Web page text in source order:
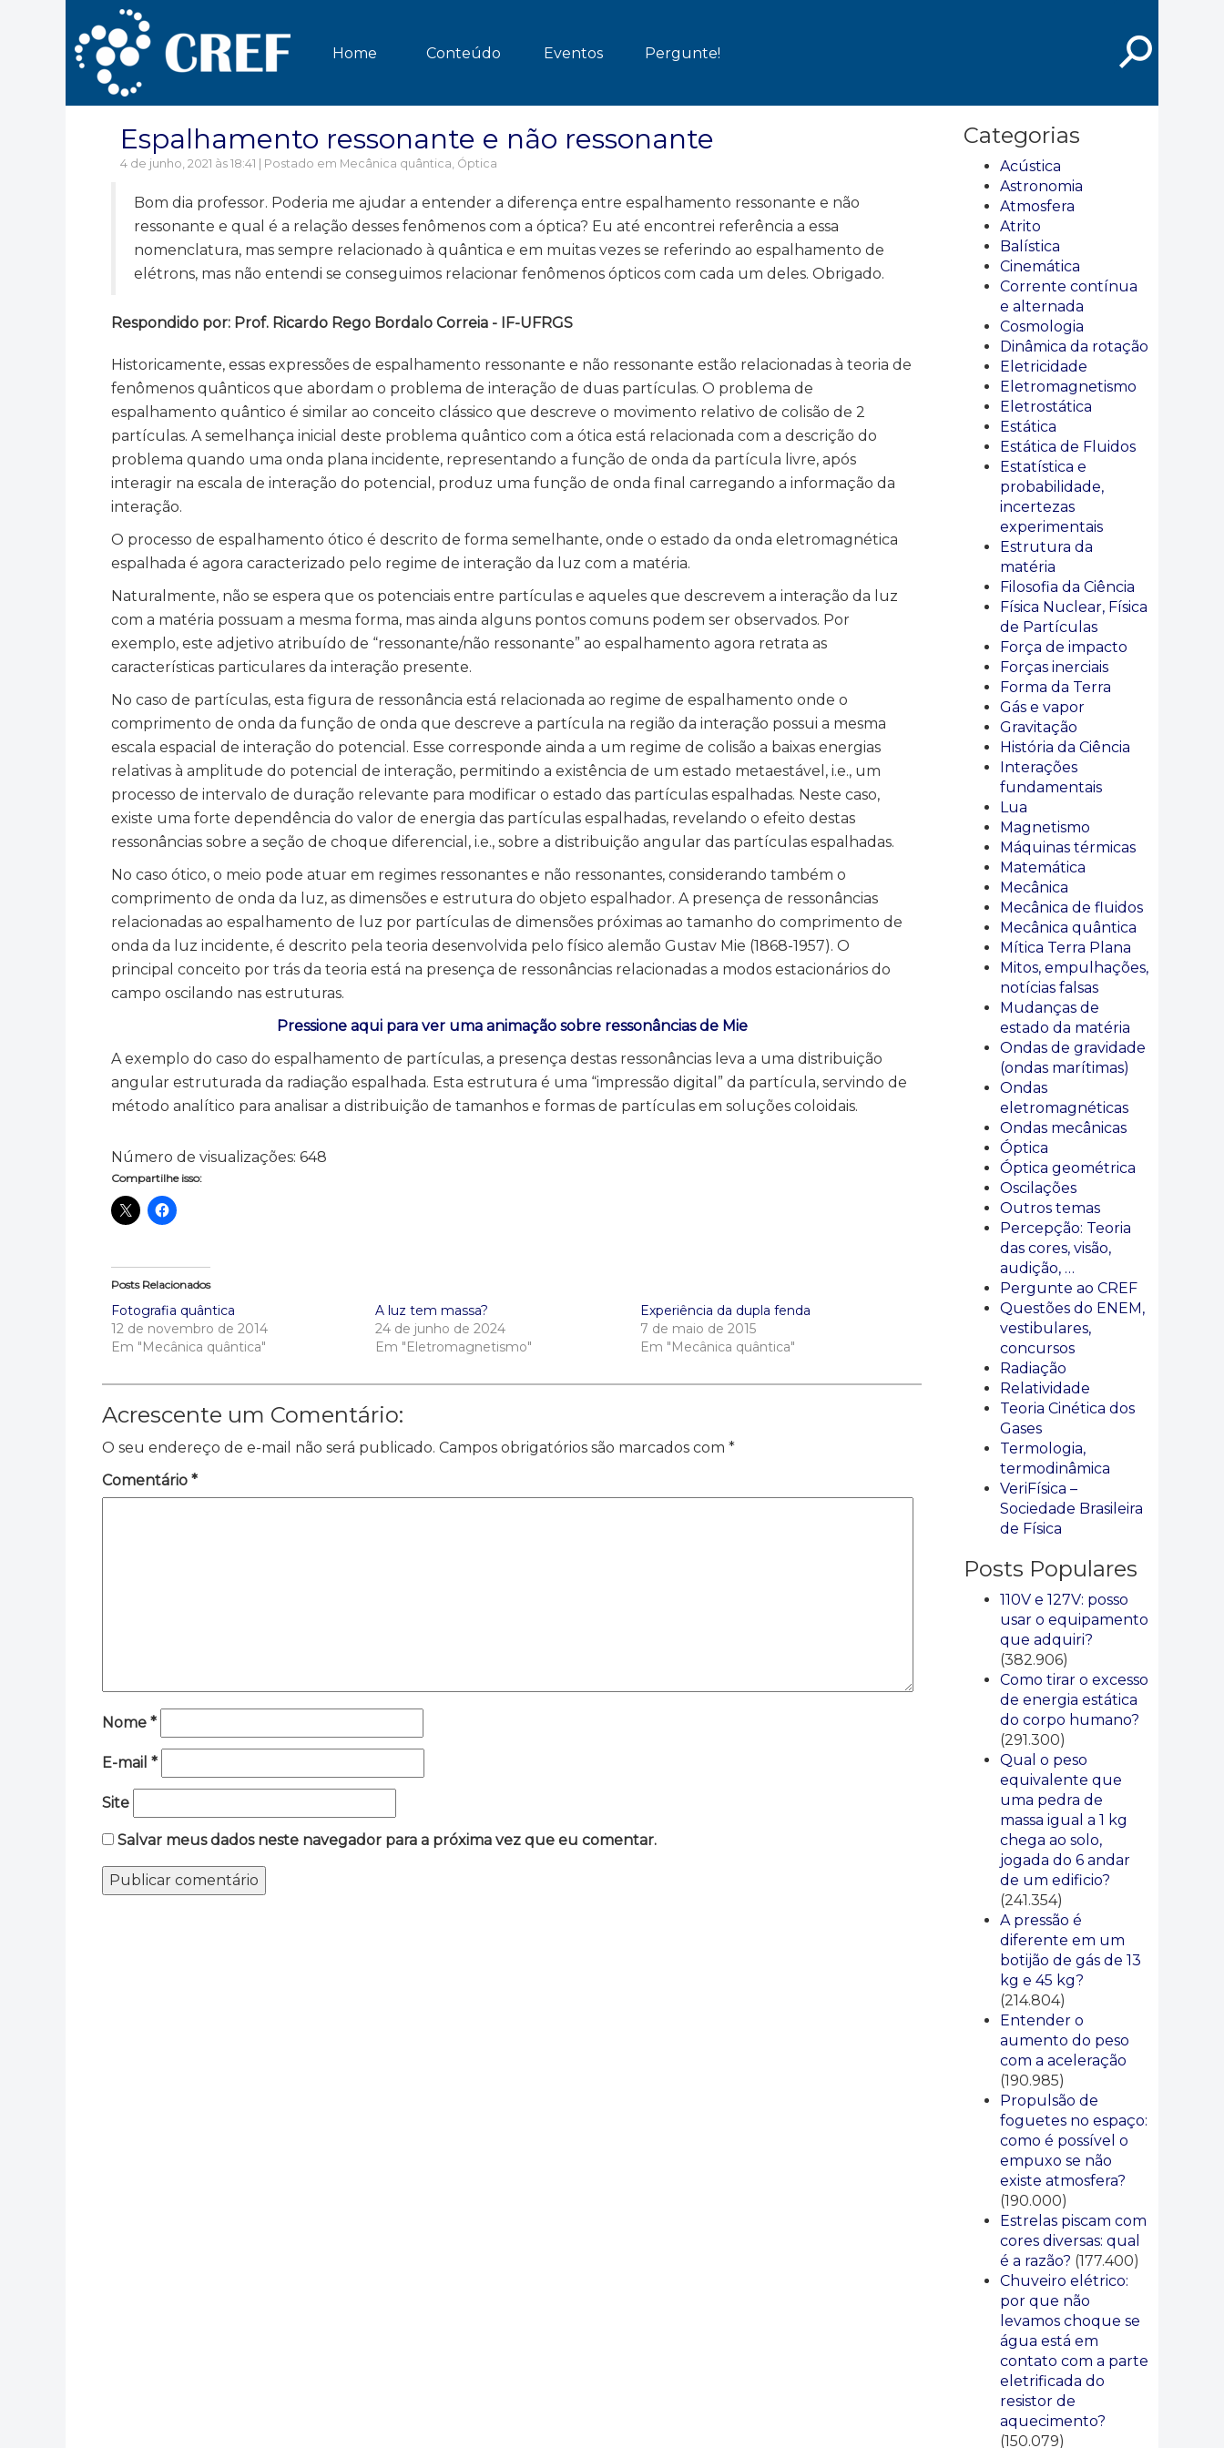
⚲
Home Conteúdo Eventos Pergunte!
Espalhamento ressonante e não ressonante
4 de junho, 2021 às 18:41 | Postado em Mecânica quântica, Óptica
Bom dia professor. Poderia me ajudar a entender a diferença entre espalhamento ressonante e não
ressonante e qual é a relação desses fenômenos com a óptica? Eu até encontrei referência a essa
nomenclatura, mas sempre relacionado à quântica e em muitas vezes se referindo ao espalhamento de
elétrons, mas não entendi se conseguimos relacionar fenômenos ópticos com cada um deles. Obrigado.
Respondido por: Prof. Ricardo Rego Bordalo Correia - IF-UFRGS
Historicamente, essas expressões de espalhamento ressonante e não ressonante estão relacionadas à teoria de
fenômenos quânticos que abordam o problema de interação de duas partículas. O problema de
espalhamento quântico é similar ao conceito clássico que descreve o movimento relativo de colisão de 2
partículas. A semelhança inicial deste problema quântico com a ótica está relacionada com a descrição do
problema quando uma onda plana incidente, representando a função de onda da partícula livre, após
interagir na escala de interação do potencial, produz uma função de onda final carregando a informação da
interação.
O processo de espalhamento ótico é descrito de forma semelhante, onde o estado da onda eletromagnética
espalhada é agora caracterizado pelo regime de interação da luz com a matéria.
Naturalmente, não se espera que os potenciais entre partículas e aqueles que descrevem a interação da luz
com a matéria possuam a mesma forma, mas ainda alguns pontos comuns podem ser observados. Por
exemplo, este adjetivo atribuído de “ressonante/não ressonante” ao espalhamento agora retrata as
características particulares da interação presente.
No caso de partículas, esta figura de ressonância está relacionada ao regime de espalhamento onde o
comprimento de onda da função de onda que descreve a partícula na região da interação possui a mesma
escala espacial de interação do potencial. Esse corresponde ainda a um regime de colisão a baixas energias
relativas à amplitude do potencial de interação, permitindo a existência de um estado metaestável, i.e., um
processo de intervalo de duração relevante para modificar o estado das partículas espalhadas. Neste caso,
existe uma forte dependência do valor de energia das partículas espalhadas, revelando o efeito destas
ressonâncias sobre a seção de choque diferencial, i.e., sobre a distribuição angular das partículas espalhadas.
No caso ótico, o meio pode atuar em regimes ressonantes e não ressonantes, considerando também o
comprimento de onda da luz, as dimensões e estrutura do objeto espalhador. A presença de ressonâncias
relacionadas ao espalhamento de luz por partículas de dimensões próximas ao tamanho do comprimento de
onda da luz incidente, é descrito pela teoria desenvolvida pelo físico alemão Gustav Mie (1868-1957). O
principal conceito por trás da teoria está na presença de ressonâncias relacionadas a modos estacionários do
campo oscilando nas estruturas.
Pressione aqui para ver uma animação sobre ressonâncias de Mie
A exemplo do caso do espalhamento de partículas, a presença destas ressonâncias leva a uma distribuição
angular estruturada da radiação espalhada. Esta estrutura é uma “impressão digital” da partícula, servindo de
método analítico para analisar a distribuição de tamanhos e formas de partículas em soluções coloidais.
Número de visualizações: 648
Compartilhe isso:
Posts Relacionados
Fotografia quântica
12 de novembro de 2014
Em "Mecânica quântica"
A luz tem massa?
24 de junho de 2024
Em "Eletromagnetismo"
Experiência da dupla fenda
7 de maio de 2015
Em "Mecânica quântica"
Acrescente um Comentário:
O seu endereço de e-mail não será publicado. Campos obrigatórios são marcados com *
Comentário *
Nome *
E-mail *
Site
Salvar meus dados neste navegador para a próxima vez que eu comentar.
Categorias
Acústica
Astronomia
Atmosfera
Atrito
Balística
Cinemática
Corrente contínua
e alternada
Cosmologia
Dinâmica da rotação
Eletricidade
Eletromagnetismo
Eletrostática
Estática
Estática de Fluidos
Estatística e
probabilidade,
incertezas
experimentais
Estrutura da
matéria
Filosofia da Ciência
Física Nuclear, Física
de Partículas
Força de impacto
Forças inerciais
Forma da Terra
Gás e vapor
Gravitação
História da Ciência
Interações
fundamentais
Lua
Magnetismo
Máquinas térmicas
Matemática
Mecânica
Mecânica de fluidos
Mecânica quântica
Mítica Terra Plana
Mitos, empulhações,
notícias falsas
Mudanças de
estado da matéria
Ondas de gravidade
(ondas marítimas)
Ondas
eletromagnéticas
Ondas mecânicas
Óptica
Óptica geométrica
Oscilações
Outros temas
Percepção: Teoria
das cores, visão,
audição, …
Pergunte ao CREF
Questões do ENEM,
vestibulares,
concursos
Radiação
Relatividade
Teoria Cinética dos
Gases
Termologia,
termodinâmica
VeriFísica –
Sociedade Brasileira
de Física
Posts Populares
110V e 127V: posso
usar o equipamento
que adquiri?
(382.906)
Como tirar o excesso
de energia estática
do corpo humano?
(291.300)
Qual o peso
equivalente que
uma pedra de
massa igual a 1 kg
chega ao solo,
jogada do 6 andar
de um edificio?
(241.354)
A pressão é
diferente em um
botijão de gás de 13
kg e 45 kg?
(214.804)
Entender o
aumento do peso
com a aceleração
(190.985)
Propulsão de
foguetes no espaço:
como é possível o
empuxo se não
existe atmosfera?
(190.000)
Estrelas piscam com
cores diversas: qual
é a razão? (177.400)
Chuveiro elétrico:
por que não
levamos choque se
água está em
contato com a parte
eletrificada do
resistor de
aquecimento?
(150.079)